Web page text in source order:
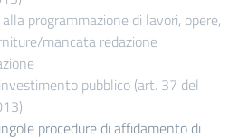
programmazione di lavori, opere,
mancata redazione
pubblico (art. 37 del
procedure di affidamento di